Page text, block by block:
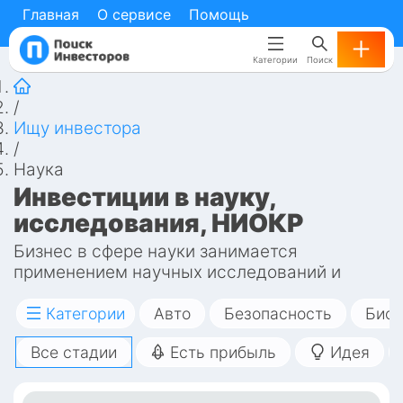
Главная О сервисе Помощь
Категории Поиск
Главная О сервисе Помощь
Категории Поиск
/
Ищу инвестора
/
Наука
Инвестиции в науку,
исследования, НИОКР
Бизнес в сфере науки занимается
применением научных исследований и
которые могут быть проданы на рынке. Это
может включать в себя разработку и
производство инновационных медицинских
технологий, а также применение научных
Категории Авто Безопасность
Все стадии Есть прибыль Идея